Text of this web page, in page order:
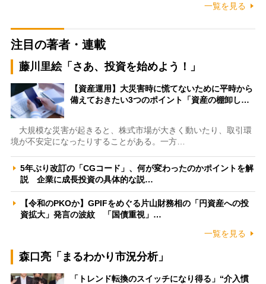
一覧を見る
注目の著者・連載
藤川里絵「さあ、投資を始めよう！」
【資産運用】大災害時に慌てないために平時から
備えておきたい3つのポイント「資産の棚卸し…
大規模な災害が起きると、株式市場が大きく動いたり、取引環
境が不安定になったりすることがある。一方…
5年ぶり改訂の「CGコード」、何が変わったのかポイントを解
説 企業に成長投資の具体的な説…
【令和のPKOか】GPIFをめぐる片山財務相の「円資産への投
資拡大」発言の波紋 「国債重視」…
一覧を見る
森口亮「まるわかり市況分析」
「トレンド転換のスイッチになり得る」“介入慣